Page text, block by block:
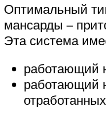
Оптимальный
мансарды –
Эта система
работающий
работающий